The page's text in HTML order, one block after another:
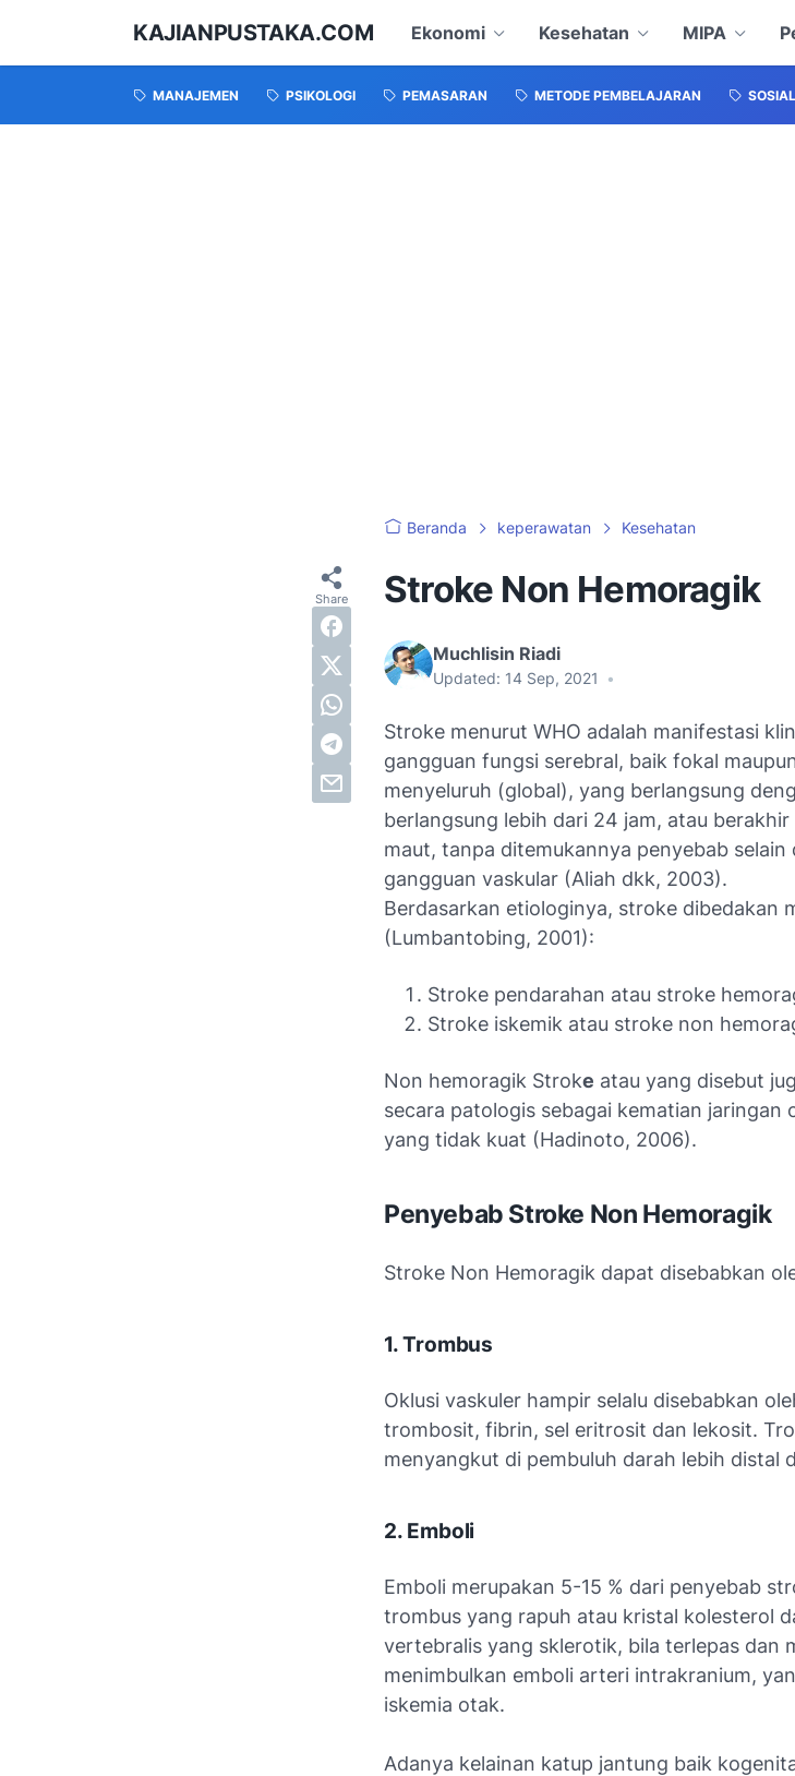
KAJIANPUSTAKA.COM Ekonomi Kesehatan MIPA
MANAJEMEN PSIKOLOGI PEMASARAN METODE PEMBELAJARAN SOSIAL
Beranda keperawatan Kesehatan
Stroke Non Hemoragik
Muchlisin Riadi
Updated: 14 Sep, 2021 •
Stroke menurut WHO adalah manifestasi
gangguan fungsi serebral, baik fokal
menyeluruh (global), yang berlangsung
berlangsung lebih dari 24 jam, atau berakhir
maut, tanpa ditemukannya penyebab selain
gangguan vaskular (Aliah dkk, 2003).
Berdasarkan etiologinya, stroke dibedakan
(Lumbantobing, 2001):
Stroke pendarahan atau stroke
Stroke iskemik atau stroke non
Non hemoragik Stroke atau yang disebut
secara patologis sebagai kematian jaringan
yang tidak kuat (Hadinoto, 2006).
Penyebab Stroke Non Hemoragik
Stroke Non Hemoragik dapat disebabkan
1. Trombus
Oklusi vaskuler hampir selalu disebabkan
trombosit, fibrin, sel eritrosit dan lekosit.
menyangkut di pembuluh darah lebih distal
2. Emboli
Emboli merupakan 5-15 % dari penyebab
trombus yang rapuh atau kristal kolesterol
vertebralis yang sklerotik, bila terlepas dan
menimbulkan emboli arteri intrakranium,
iskemia otak.
Adanya kelainan katup jantung baik